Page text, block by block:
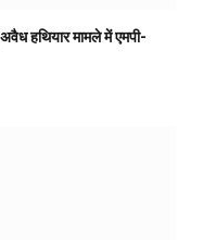
हथियार मामले में एमपी-